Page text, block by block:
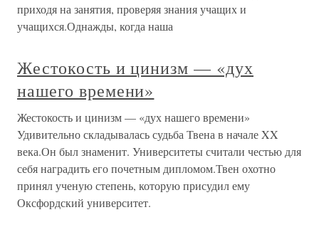
приходя на занятия, проверяя знания учащих и
учащихся.Однажды, когда наша
Жестокость и цинизм — «дух
нашего времени»
Жестокость и цинизм — «дух нашего времени»
Удивительно складывалась судьба Твена в начале XX
века.Он был знаменит. Университеты считали честью для
себя наградить его почетным дипломом.Твен охотно
принял ученую степень, которую присудил ему
Оксфордский университет.